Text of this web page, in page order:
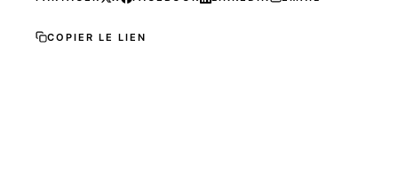
COPIER LE LIEN